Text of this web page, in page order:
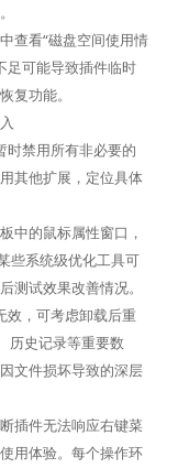
查看“磁盘空间使用情
足可能导致插件临时
复功能。
禁用所有非必要的
其他扩展，定位具体
中的鼠标属性窗口，
些系统级优化工具可
测试效果改善情况。
效，可考虑卸载后重
历史记录等重要数
文件损坏导致的深层
插件无法响应右键菜
用体验。每个操作环